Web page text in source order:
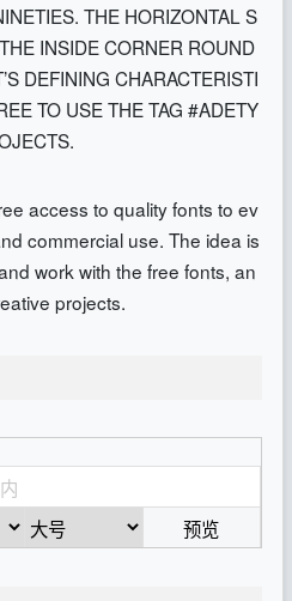
THE HORIZONTAL S
INSIDE CORNER ROUND
DEFINING CHARACTERISTI
TO USE THE TAG #ADETY
access to quality fonts to ev
commercial use. The idea is
work with the free fonts, an
projects.
预览